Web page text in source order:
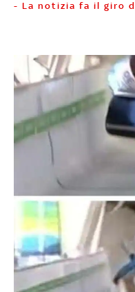
- La notizia fa il giro